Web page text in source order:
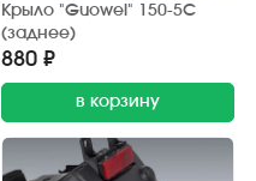
Крыло "Guowei" 150-5С
(заднее)
880 ₽
в корзину